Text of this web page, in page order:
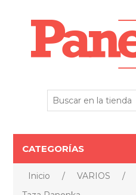
CATEGORÍAS
Inicio / VARIOS /